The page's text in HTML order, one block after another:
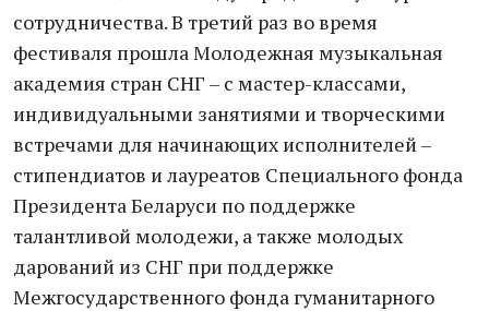
сотрудничества. В третий раз во время
фестиваля прошла Молодежная музыкальная
академия стран СНГ – с мастер-классами,
индивидуальными занятиями и творческими
встречами для начинающих исполнителей –
стипендиатов и лауреатов Специального фонда
Президента Беларуси по поддержке
талантливой молодежи, а также молодых
дарований из СНГ при поддержке
Межгосударственного фонда гуманитарного